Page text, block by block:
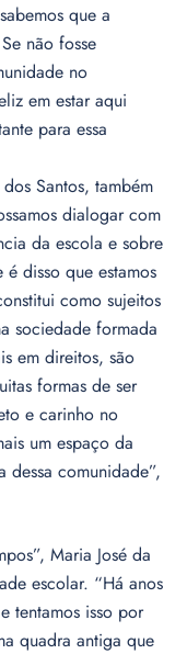
que a
não fosse
no
em estar aqui
para essa
Santos, também
dialogar com
da escola e sobre
disso que estamos
como sujeitos
sociedade formada
em direitos, são
formas de ser
e carinho no
um espaço da
comunidade”,
Maria José da
escolar. “Há anos
tentamos isso por
quadra antiga que